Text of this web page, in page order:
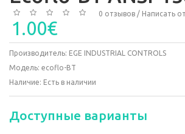
0 отзывов / Написать
1.00€
Производитель: EGE INDUSTRIAL CONTROLS
Модель: ecoflo-BT
Наличие: Есть в наличии
Доступные варианты